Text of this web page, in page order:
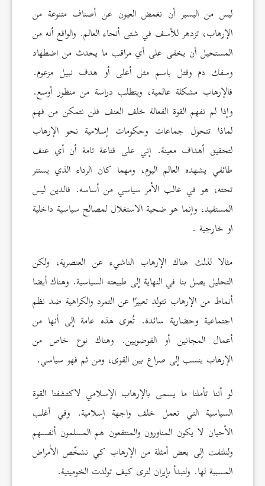
ليس من اليسير أن نغمض العيون عن أصناف متنوعة من
الإرهاب، تزدهر للأسف في شتى أنحاء العالم. والواقع أنه من
المستحيل أن يخفى على أي مراقب ما يحدث من اضطهاد
وسفك دم وقتل باسم مثل أعلى أو هدف نبيل مزعوم.
فالإرهاب مشكلة عالمية، ويتطلب دراسة من منظور أوسع.
وإذا لم نفهم القوة الفعالة خلف العنف فلن نتمكن من فهم
لماذا تتحول جماعات وحكومات إسلامية نحو الإرهاب
لتحقيق أهداف معينة. إني على قناعة تامة أن أي عنف
طائفي يشهده العالم اليوم، ومهما كان الرداء الذي يستتر
تحته، هو في غالب الأمر سياسي من أساسه. فالدين ليس
المستفيد، وإنما هو ضحية الاستغلال لمصالح سياسية داخلية
او خارجية .
مثالا لذلك هناك الإرهاب الناشيء عن العنصرية، ولكن
التحليل يصل بنا في النهاية إلى طبيعته السياسية. وهناك أيضا
أنماط من الإرهاب تتولد تعبيرًا عن التمرد والكراهية ضد نظم
اجتماعية وحضارية سائدة. تُعزى هذه عامة إلى أنها من
أعمال المجانين أو الفوضويين. وهناك نوع خاص من
الإرهاب ينسب إلى صراع بين القوى، ومن ثم فهو سياسي.
لو أننا تأملنا ما يسمى بالإرهاب الإسلامي لاكتشفنا القوة
السياسية التي تعمل خلف واجهة إسلامية. وفي أغلب
الأحيان لا يكون المناورون والمنتفعون هم المسلمون أنفسهم
ولنلتفت إلى بعض أمثلة من الإرهاب كي نشخّص الأمراض
المسببة لها. ولنبدأ بإيران لنرى كيف تولدت الخومينية.